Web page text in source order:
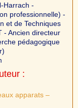
Harrach -
professionnelle) -
et de Techniques
- Ancien directeur
pédagogique
:
apparats –